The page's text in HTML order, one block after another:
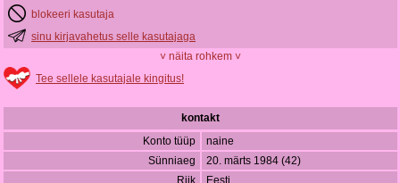
blokeeri kasutaja
sinu kirjavahetus selle kasutajaga
˅ näita rohkem ˅
Tee sellele kasutajale kingitus!
kontakt
Konto tüüp
naine
Sünniaeg
20. märts 1984 (42)